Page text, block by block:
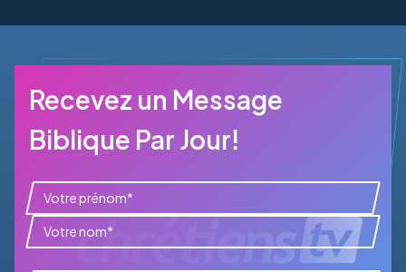
Recevez un Message
Biblique Par Jour!